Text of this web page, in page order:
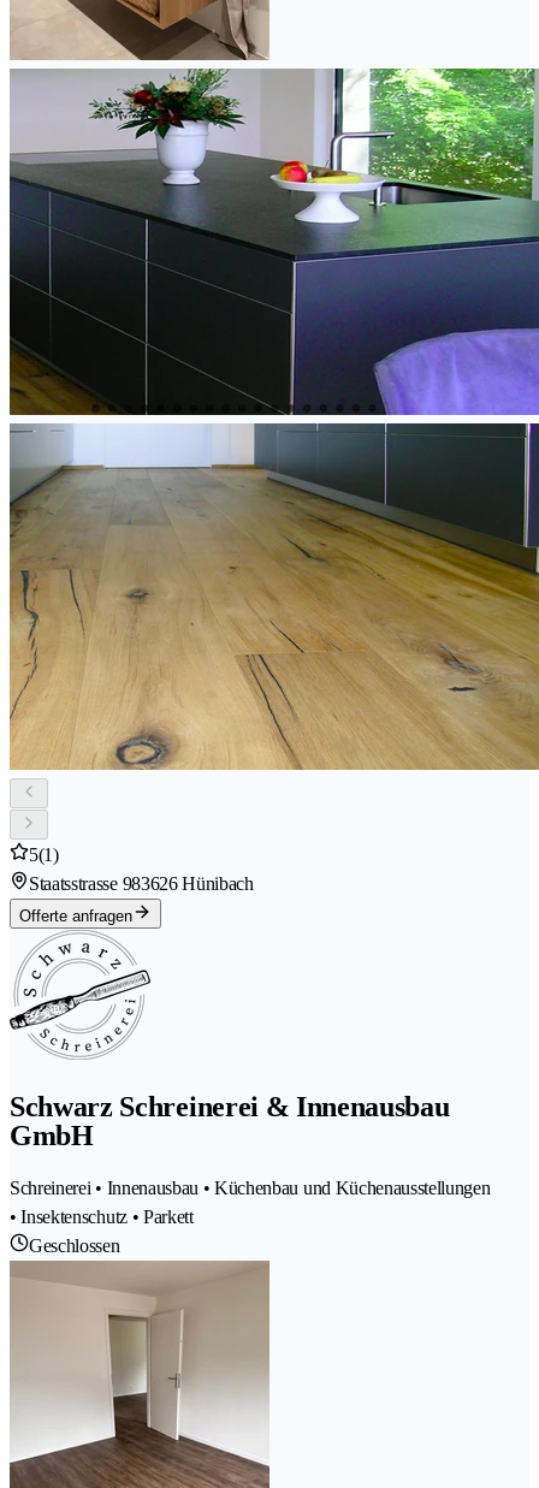
5(1)
Staatsstrasse 983626 Hünibach
Offerte anfragen
Schwarz Schreinerei & Innenausbau
GmbH
Schreinerei • Innenausbau • Küchenbau und Küchenausstellungen
• Insektenschutz • Parkett
Geschlossen